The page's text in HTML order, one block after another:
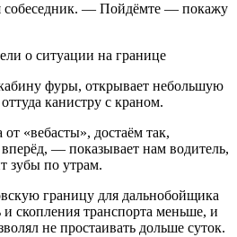
— Пойдёмте — покажу
фуры, открывает небольшую
канистру с краном.
«вебасты», достаём так,
— показывает нам водитель,
зубы по утрам.
границу для дальнобойщика
и скопления транспорта меньше, и
не простаивать дольше суток.